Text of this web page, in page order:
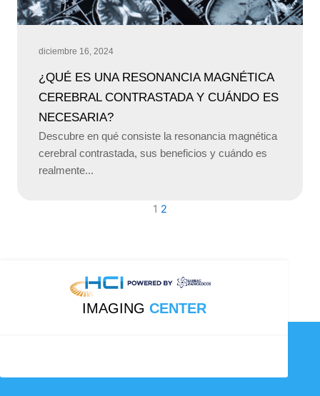
diciembre 16, 2024
¿QUÉ ES UNA RESONANCIA MAGNÉTICA
CEREBRAL CONTRASTADA Y CUÁNDO ES
NECESARIA?
Descubre en qué consiste la resonancia magnética
cerebral contrastada, sus beneficios y cuándo es
realmente...
1 2
IMAGING CENTER